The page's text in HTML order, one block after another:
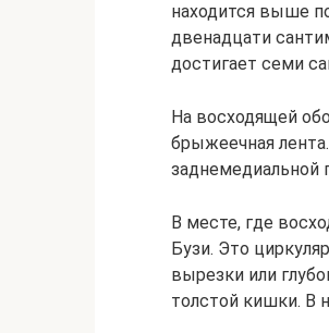
находится выше
двенадцати
достигает семи
На восходящей
брыжеечная
заднемедиальной
В месте, где
Бузи. Это
вырезки или
толстой кишки. В